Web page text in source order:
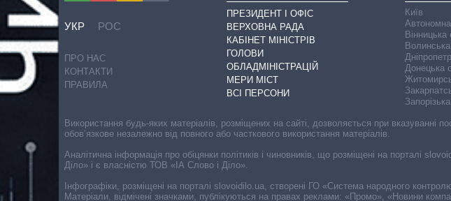
УКР РОС
ПРО НАС
КОНТАКТИ
ПРАВИЛА
ПРЕЗИДЕНТ І ОФІС
ВЕРХОВНА РАДА
КАБІНЕТ МІНІСТРІВ
ГОЛОВИ
ОБЛАДМІНІСТРАЦІЙ
МЕРИ МІСТ
ВСІ ПЕРСОНИ
Київ
Вінницька
Донецька
Використання будь-яких матеріалів, розміщених на сайті, дозволяється при
обов’язкове незалежно від повного або часткового використання матеріалів.
Аналітична інформація про обіцянки політиків і чиновників, що розміщені на порталі
Діло» і є власністю ТОВ «ІА Слово і Діло».
Інфографіки, розміщені на порталі slovoidilo.ua, створені ГО «Система народного
Матеріали, відмічені значками, публікуються на правах реклами: «Промо», «Новини